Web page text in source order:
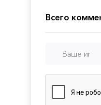
Всего